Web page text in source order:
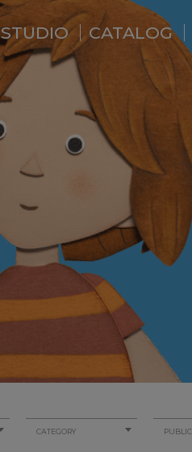
STUDIO
WHO ARE WE ?
NEWS
RESIDENCE
SERVICES
BACKSTAGE
CATALOG
CATEGORY PUBLIC